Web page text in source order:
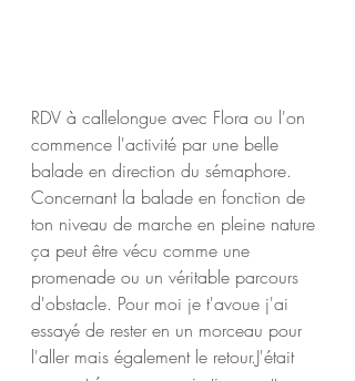
RDV à callelongue avec Flora ou l'on
commence l'activité par une belle
balade en direction du sémaphore.
Concernant la balade en fonction de
ton niveau de marche en pleine nature
ça peut être vécu comme une
promenade ou un véritable parcours
d'obstacle. Pour moi je t'avoue j'ai
essayé de rester en un morceau pour
l'aller mais également le retour.J'était